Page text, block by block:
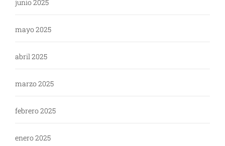
junio 2025
mayo 2025
abril 2025
marzo 2025
febrero 2025
enero 2025